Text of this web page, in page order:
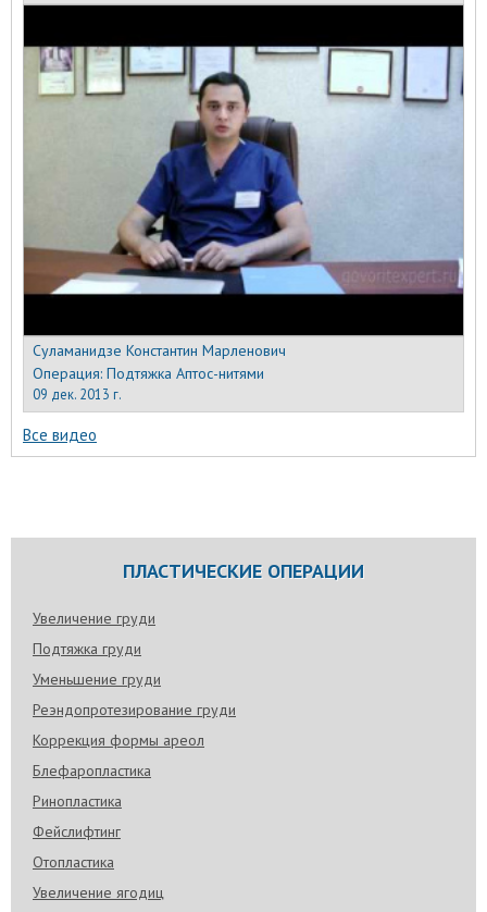
Суламанидзе Константин Марленович
Операция:Подтяжка Аптос-нитями
09 дек. 2013 г.
Все видео
ПЛАСТИЧЕСКИЕ ОПЕРАЦИИ
Увеличение груди
Подтяжка груди
Уменьшение груди
Реэндопротезирование груди
Коррекция формы ареол
Блефаропластика
Ринопластика
Фейслифтинг
Отопластика
Увеличение ягодиц